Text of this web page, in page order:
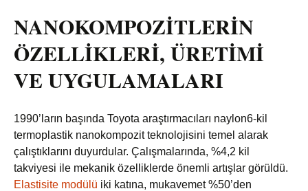
NANOKOMPOZİTLERİN
ÖZELLİKLERİ, ÜRETİMİ
VE UYGULAMALARI
1990’ların başında Toyota araştırmacıları naylon6-kil
termoplastik nanokompozit teknolojisini temel alarak
çalıştıklarını duyurdular. Çalışmalarında, %4,2 kil
takviyesi ile mekanik özelliklerde önemli artışlar görüldü.
Elastisite modülü iki katına, mukavemet %50’den